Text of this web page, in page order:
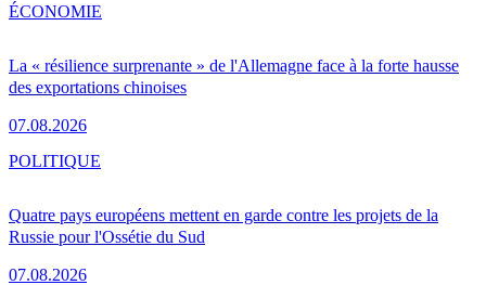
La « résilience surprenante » de l'Allemagne face à la forte hausse
des exportations chinoises
07.08.2026
ÉCONOMIE
Quatre pays européens mettent en garde contre les projets de la
Russie pour l'Ossétie du Sud
07.08.2026
POLITIQUE